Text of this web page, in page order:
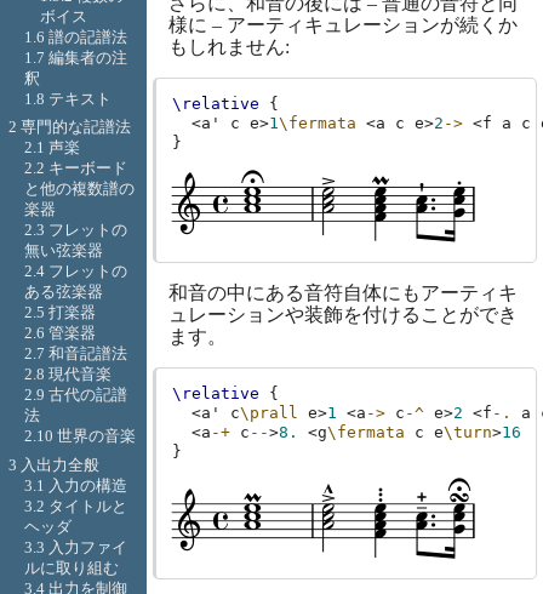
様に – アーティキュレーションが続くか
もしれません:
\relative
{
<a' c e>1\fermata <a c e>2 -> <f a c
}
和音の中にある音符自体にもアーティキ
ュレーションや装飾を付けることができ
ます。
\relative
{
<a' c\prall e>1 <a -> c -^ e>2 <f -. a
<a -+ c -->8. <g\fermata c e\turn>16
}
ボイス
1.6 譜の記譜法
1.7 編集者の注
釈
1.8 テキスト
2 専門的な記譜法
2.1 声楽
2.2 キーボード
と他の複数譜の
楽器
2.3 フレットの
無い弦楽器
2.4 フレットの
ある弦楽器
2.5 打楽器
2.6 管楽器
2.7 和音記譜法
2.8 現代音楽
2.9 古代の記譜
法
2.10 世界の音楽
3 入出力全般
3.1 入力の構造
3.2 タイトルと
ヘッダ
3.3 入力ファイ
ルに取り組む
3.4 出力を制御